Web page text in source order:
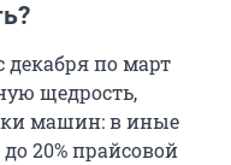
по март
щедрость,
машин: в иные
20% прайсовой